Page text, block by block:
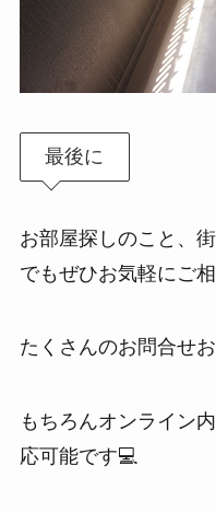
最後に
お部屋探しのこと、
でもぜひお気軽にご
たくさんのお問合せ
もちろんオンライン
応可能です💻